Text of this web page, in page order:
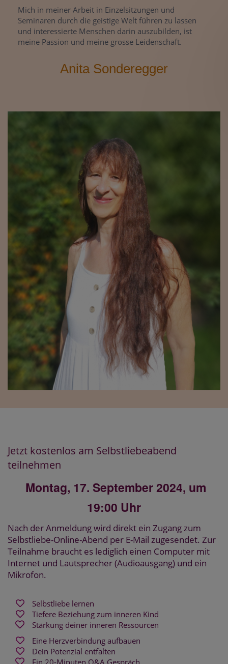
Mich in meiner Arbeit in Einzelsitzungen und
Seminaren durch die geistige Welt führen zu lassen
und interessierte Menschen darin auszubilden, ist
meine Passion und meine grosse Leidenschaft.
Anita Sonderegger
Jetzt kostenlos am Selbstliebeabend
teilnehmen
Montag, 17. September 2024, um
19:00 Uhr
Nach der Anmeldung wird direkt ein Zugang zum
Selbstliebe-Online-Abend per E-Mail zugesendet. Zur
Teilnahme braucht es lediglich einen Computer mit
Internet und Lautsprecher (Audioausgang) und ein
Mikrofon.
Selbstliebe lernen
Tiefere Beziehung zum inneren Kind
Stärkung deiner inneren Ressourcen
Eine Herzverbindung aufbauen
Dein Potenzial entfalten